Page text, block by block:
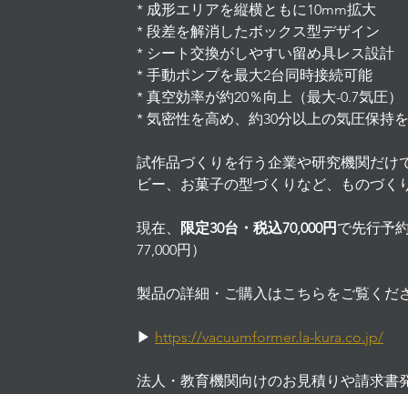
* 成形エリアを縦横ともに10mm拡大
* 段差を解消したボックス型デザイン
* シート交換がしやすい留め具レス設計
* 手動ポンプを最大2台同時接続可能
* 真空効率が約20％向上（最大-0.7気圧）
* 気密性を高め、約30分以上の気圧保持
試作品づくりを行う企業や研究機関だけ
ビー、お菓子の型づくりなど、ものづ
現在、 限定30台・税込70,000円 で先行予
77,000円）
製品の詳細・ご購入はこちらをご覧くだ
▶ https://vacuumformer.la-kura.co.jp/
法人・教育機関向けのお見積りや請求書